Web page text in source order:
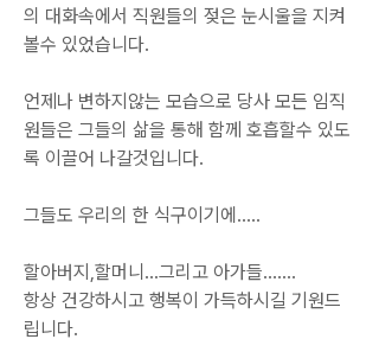
의 대화속에서 직원들의 젖은 눈시울을 지켜
볼수 있었습니다.
언제나 변하지않는 모습으로 당사 모든 임직
원들은 그들의 삶을 통해 함께 호흡할수 있도
록 이끌어 나갈것입니다.
그들도 우리의 한 식구이기에.....
할아버지,할머니...그리고 아가들.......
항상 건강하시고 행복이 가득하시길 기원드
립니다.